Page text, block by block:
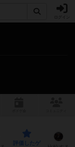
評価したゲ